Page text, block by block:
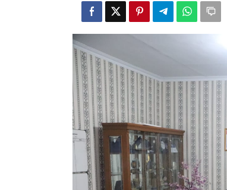
Kejari
Indramayu